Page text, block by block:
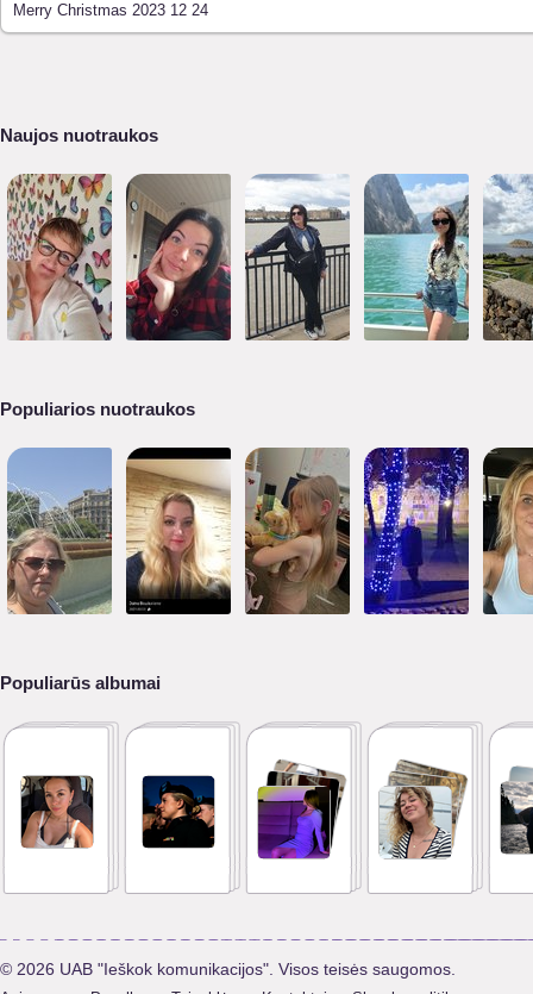
Merry Christmas 2023 12 24
Naujos nuotraukos
Populiarios nuotraukos
Populiarūs albumai
© 2026 UAB "Ieškok komunikacijos". Visos teisės saugomos.